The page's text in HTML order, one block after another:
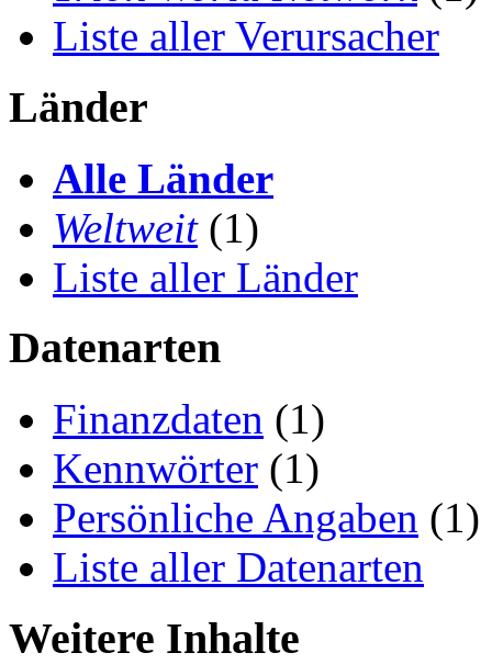
Liste aller Verursacher
Länder
Alle Länder
Weltweit(1)
Liste aller Länder
Datenarten
Finanzdaten (1)
Kennwörter (1)
Persönliche Angaben (1)
Liste aller Datenarten
Weitere Inhalte